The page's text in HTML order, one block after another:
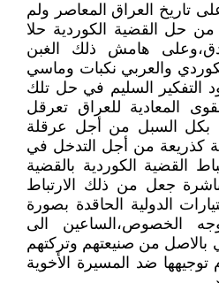
تاريخ العراق المعاصر ولم
حل القضية الكوردية حلا
هامش ذلك الغبن
والعربي نكبات وماسي
السليم في حل تلك
المعادية للعراق تعرقل
بكل السبل من أجل عرقلة
كذريعة من أجل التدخل في
القضية الكوردية بالقضية
جعل من ذلك الارتباط
الدولية الحاقدة بصورة
الخصوص،الساعين الى
بالاصل من صنيعتهم وتركتهم
توجيهها ضد المسيرة الأخوية